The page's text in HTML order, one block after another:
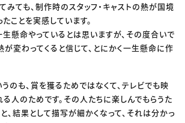
みても、制作時のスタッフ・キャストの熱が国境
ことを実感しています。
懸命やっているとは思いますが、その度合いで
変わってくると信じて、とにかく一生懸命に作
のも、賞を獲るためではなくて、テレビでも映
人のためです。その人たちに楽しんでもらうた
、結果として描写が細かくなって、それは分かっ